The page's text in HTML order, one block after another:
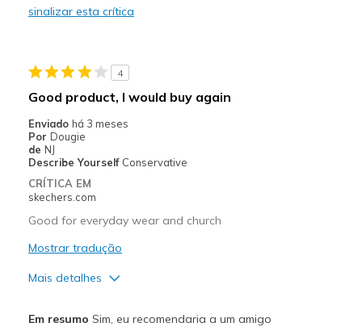
Feels true to size
View On Shoes
sinalizar esta crítica
4
Good product, I would buy again
Enviado há 3 meses
Por Dougie
de NJ
Describe Yourself Conservative
CRÍTICA EM
skechers.com
Good for everyday wear and church
Mostrar tradução
Mais detalhes
Em resumo Sim, eu recomendaria a um amigo